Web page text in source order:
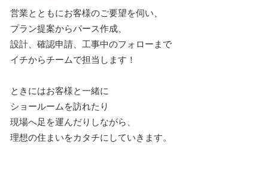
営業とともにお客様のご要望を伺い、
プラン提案からパース作成、
設計、確認申請、工事中のフォローまで
イチからチームで担当します！
ときにはお客様と一緒に
ショールームを訪れたり
現場へ足を運んだりしながら、
理想の住まいをカタチにしていきます。